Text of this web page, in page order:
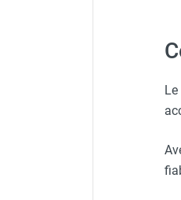
cheminée et
Chauffage
cheminée à
Chauffage
cheminée à
infrarouge/
Chauffage